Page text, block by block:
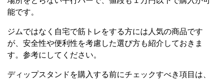
能です。
ジムではなく自宅で筋トレをする方には人気の商品です
が、安全性や便利性を考慮した選び方も紹介しておきま
す。参考にしてください。
ディップスタンドを購入する前にチェックすべき項目は、